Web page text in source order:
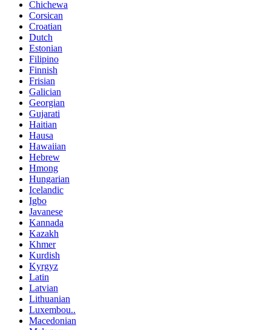
Chichewa
Corsican
Croatian
Dutch
Estonian
Filipino
Finnish
Frisian
Galician
Georgian
Gujarati
Haitian
Hausa
Hawaiian
Hebrew
Hmong
Hungarian
Icelandic
Igbo
Javanese
Kannada
Kazakh
Khmer
Kurdish
Kyrgyz
Latin
Latvian
Lithuanian
Luxembou..
Macedonian